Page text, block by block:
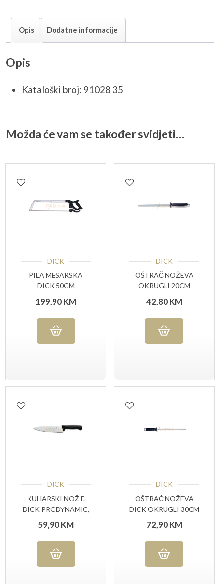
Opis Dodatne informacije
Opis
Kataloški broj: 91028 35
Možda će vam se također svidjeti…
DICK
PILA MESARSKA
DICK 50CM
ROSTFREI
199,90KM
DICK
OŠTRAČ NOŽEVA
OKRUGLI 20CM
42,80KM
DICK
KUHARSKI NOŽ F.
DICK PRODYNAMIC,
21 CM
59,90KM
DICK
OŠTRAČ NOŽEVA
DICK OKRUGLI 30CM
72,90KM